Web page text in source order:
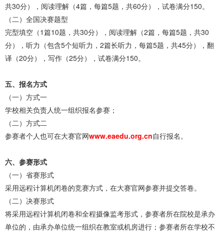
共30分），阅读理解（4篇，每篇5题，共60分），试卷满分150。
（二）全国决赛题型
完型填空（1篇10题，共30分），阅读理解（2篇，每篇5题，共30
分），听力（包含5个短听力，2篇长听力，每篇5题，共45分），翻
译（20分），写作（25分），试卷满分150。
五、报名方式
（一）方式一
学校相关负责人统一组织报名参赛；
（二）方式二
参赛者个人也可在大赛官网www.eaedu.org.cn自行报名。
六、参赛形式
（一）省赛形式
采用远程计算机闭卷的竞赛方式，在大赛官网参赛并提交答卷。
（二）决赛形式
将采用远程计算机闭卷和全程摄像监考形式，参赛者所在院校是承办
单位的，由承办单位统一组织在教室或机房进行；参赛者所在学校不